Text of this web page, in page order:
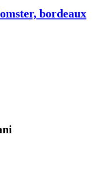
bordeaux